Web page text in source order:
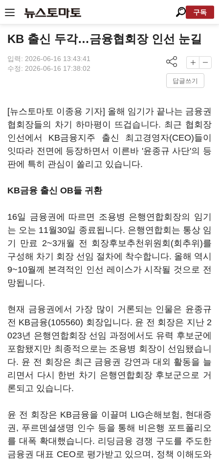
구독
KB 출신 두각…금융협회장 인선 눈길
입력: 2026-06-16 13:43:41
수정: 2026-06-16 17:38:02
답글쓰기
[뉴스토마토 이종용 기자] 올해 임기가 끝나는 금융권
협회장들의 차기 하마평이 뜨겁습니다. 최근 협회장
인선에서 KB금융지주 출신 최고경영자(CEO)들이
잇따라 전면에 등장하면서 이른바 '윤종규 사단'의 등
판에 특히 관심이 쏠리고 있습니다.
KB금융 출신 OB들 귀환
16일 금융권에 따르면 조용병 은행연합회장의 임기
는 오는 11월30일 종료됩니다. 은행연합회는 통상 임
기 만료 2~3개월 전 회장후보추천위원회(회추위)를
구성해 차기 회장 선임 절차에 착수합니다. 올해 역시
9~10월께 본격적인 인선 레이스가 시작될 것으로 전
망됩니다.
현재 금융권에서 가장 많이 거론되는 인물은 윤종규
전 KB금융(105560) 회장입니다. 윤 전 회장은 지난 2
023년 은행연합회장 선임 과정에서도 유력 후보군에
포함됐지만 최종적으로는 조용병 회장이 선임됐습니
다. 윤 전 회장은 최근 금융권 강연과 대외 활동을 늘
리면서 다시 한번 차기 은행연합회장 후보군으로 거
론되고 있습니다.
윤 전 회장은 KB금융을 이끌며 LIG손해보험, 현대증
권, 푸르덴셜생명 인수 등을 통해 비은행 포트폴리오
를 대폭 확대했습니다. 리딩금융 경쟁 구도를 주도한
금융권 대표 CEO로 평가받고 있으며, 정책 이해도와